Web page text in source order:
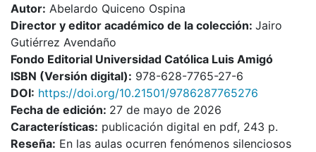
Autor: Abelardo Quiceno Ospina
Director y editor académico de la colección: Jairo
Gutiérrez Avendaño
Fondo Editorial Universidad Católica Luis Amigó
ISBN (Versión digital): 978-628-7765-27-6
DOI: https://doi.org/10.21501/9786287765276
Fecha de edición: 27 de mayo de 2026
Características: publicación digital en pdf, 243 p.
Reseña: En las aulas ocurren fenómenos silenciosos